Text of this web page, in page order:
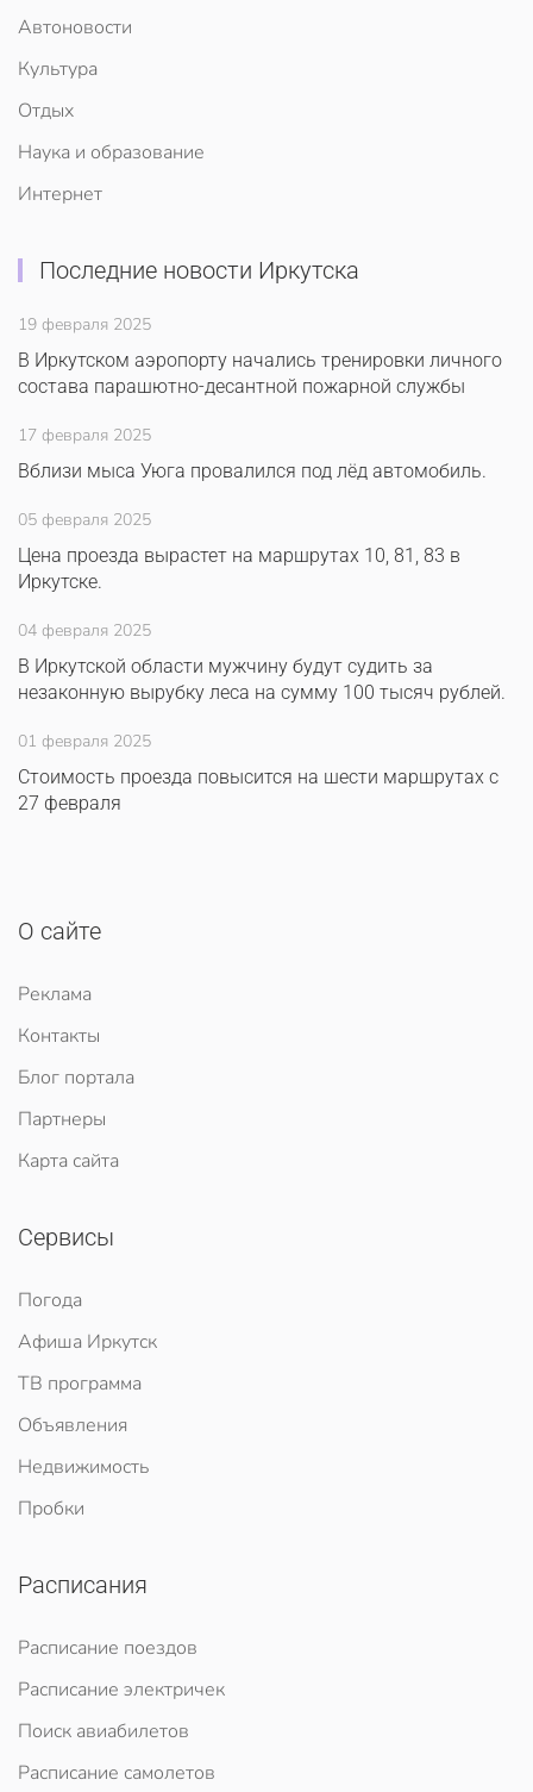
Автоновости
Культура
Отдых
Наука и образование
Интернет
Последние новости Иркутска
19 февраля 2025
В Иркутском аэропорту начались тренировки личного
состава парашютно-десантной пожарной службы
17 февраля 2025
Вблизи мыса Уюга провалился под лёд автомобиль.
05 февраля 2025
Цена проезда вырастет на маршрутах 10, 81, 83 в
Иркутске.
04 февраля 2025
В Иркутской области мужчину будут судить за
незаконную вырубку леса на сумму 100 тысяч рублей.
01 февраля 2025
Стоимость проезда повысится на шести маршрутах с
27 февраля
О сайте
Реклама
Контакты
Блог портала
Партнеры
Карта сайта
Сервисы
Погода
Афиша Иркутск
ТВ программа
Объявления
Недвижимость
Пробки
Расписания
Расписание поездов
Расписание электричек
Поиск авиабилетов
Расписание самолетов